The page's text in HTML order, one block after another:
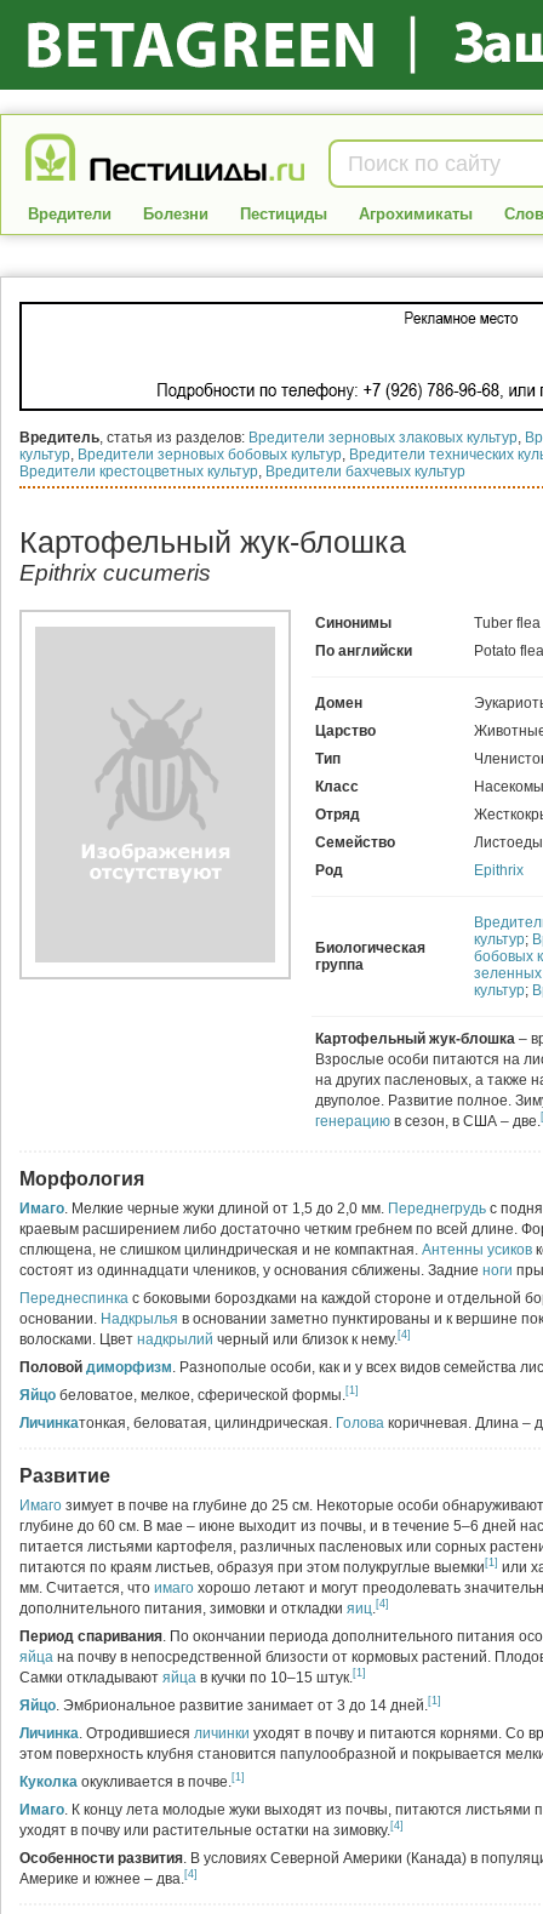
Вредители Болезни Пестициды Агрохимикаты
Вредитель, статья из разделов: Вредители зерновых злаковых культур,
культур, Вредители зерновых бобовых культур, Вредители технических
Вредители крестоцветных культур, Вредители бахчевых культур
Картофельный жук-блошка
Epithrix cucumeris
Синонимы
Tuber
По английски
Potato
Домен
Царство
Тип
Класс
Отряд
Семейство
Род
Epithrix
Биологическая
группа
культур;
бобовых
культур;
Картофельный жук-блошка –
Взрослые особи питаются на
на других пасленовых, а также
двуполое. Развитие полное.
генерацию в сезон, в США – две.
Морфология
Имаго. Мелкие черные жуки длиной от 1,5 до 2,0 мм. Переднегрудь с
краевым расширением либо достаточно четким гребнем по всей длине.
сплющена, не слишком цилиндрическая и не компактная. Антенны усиков
состоят из одиннадцати члеников, у основания сближены. Задние ноги
Переднеспинка с боковыми бороздками на каждой стороне и отдельной
основании. Надкрылья в основании заметно пунктированы и к вершине
волосками. Цвет надкрылий черный или близок к нему.[4]
Половой диморфизм. Разнополые особи, как и у всех видов семейства
Яйцо беловатое, мелкое, сферической формы.[1]
Личинкатонкая, беловатая, цилиндрическая. Голова коричневая. Длина –
Развитие
Имаго зимует в почве на глубине до 25 см. Некоторые особи
глубине до 60 см. В мае – июне выходит из почвы, и в течение 5–6 дней
питается листьями картофеля, различных пасленовых или сорных
питаются по краям листьев, образуя при этом полукруглые выемки [1] или
мм. Считается, что имаго хорошо летают и могут преодолевать
дополнительного питания, зимовки и откладки яиц.[4]
Период спаривания. По окончании периода дополнительного питания
яйца на почву в непосредственной близости от кормовых растений.
Самки откладывают яйца в кучки по 10–15 штук.[1]
Яйцо. Эмбриональное развитие занимает от 3 до 14 дней.[1]
Личинка. Отродившиеся личинки уходят в почву и питаются корнями. Со
этом поверхность клубня становится папулообразной и покрывается
Куколка окукливается в почве.[1]
Имаго. К концу лета молодые жуки выходят из почвы, питаются листьями
уходят в почву или растительные остатки на зимовку.[4]
Особенности развития. В условиях Северной Америки (Канада) в
Америке и южнее – два.[4]